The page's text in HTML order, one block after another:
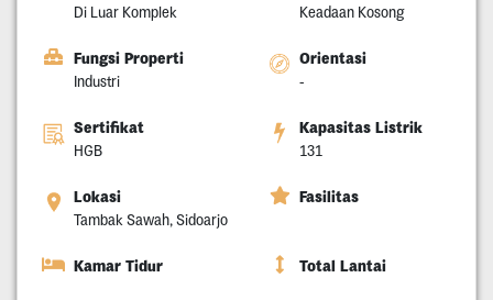
Di Luar Komplek Keadaan Kosong
Fungsi Properti
Industri
Orientasi
-
Sertifikat
HGB
Kapasitas Listrik
131
Lokasi
Tambak Sawah, Sidoarjo
Fasilitas
Kamar Tidur Total Lantai